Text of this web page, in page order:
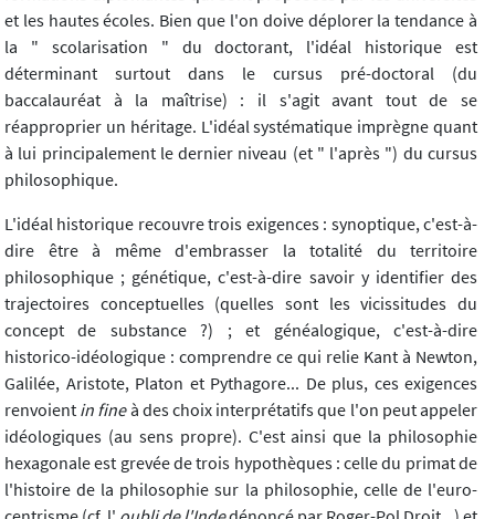
et les hautes écoles. Bien que l'on doive déplorer la tendance à
la " scolarisation " du doctorant, l'idéal historique est
déterminant surtout dans le cursus pré-doctoral (du
baccalauréat à la maîtrise) : il s'agit avant tout de se
réapproprier un héritage. L'idéal systématique imprègne quant
à lui principalement le dernier niveau (et " l'après ") du cursus
philosophique.
L'idéal historique recouvre trois exigences : synoptique, c'est-à-
dire être à même d'embrasser la totalité du territoire
philosophique ; génétique, c'est-à-dire savoir y identifier des
trajectoires conceptuelles (quelles sont les vicissitudes du
concept de substance ?) ; et généalogique, c'est-à-dire
historico-idéologique : comprendre ce qui relie Kant à Newton,
Galilée, Aristote, Platon et Pythagore... De plus, ces exigences
renvoient in fineà des choix interprétatifs que l'on peut appeler
idéologiques (au sens propre). C'est ainsi que la philosophie
hexagonale est grevée de trois hypothèques : celle du primat de
l'histoire de la philosophie sur la philosophie, celle de l'euro-